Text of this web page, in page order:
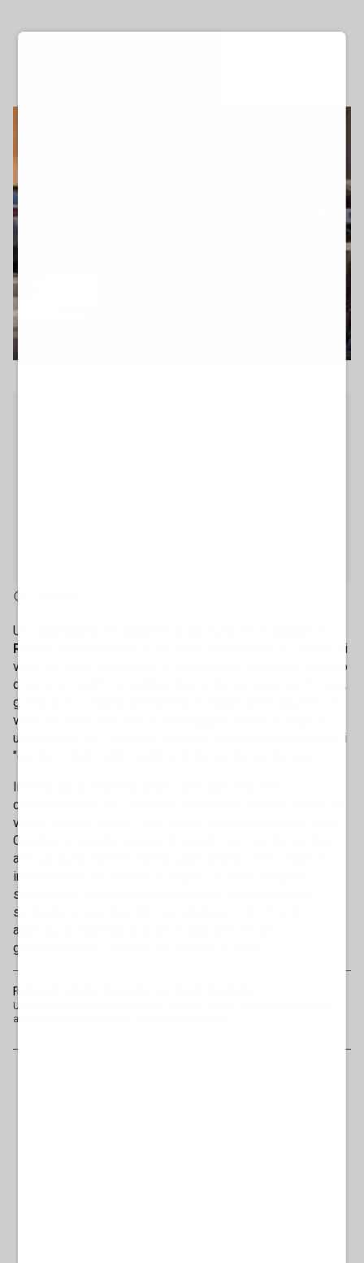
Un passeggino per aggirare la
Roma
, nel centro città. In un video ormai virale sui social, si
vede un uomo impugnare un passeggino e seguire a passo
d'uomo la macchina guidata da un'altra persona. Nel filmato,
girato da via Urbana, all’altezza di piazza dell’Esquilino, si
vede un uomo che, con un passeggino, copre la targa di
un’auto che, nel frattempo, procede lentamente superando i
"controlli" degli occhi elettronici del varco elettronico.
Immediata la reazione degli utenti del web che si
complimentano per la trovata arrivando a definire l'uomo un
vero e proprio "genio". Non è però la prima volta che nella
Capitale si assiste a gesti di questo tipo. Nel corso degli
anni, gli automobilisti hanno usato gratta e vinci, nastri e
impermeabili per coprire le targhe. Ci sono poi quelli
specializzati nell’entrata contromano oppure tenendo
sollevato lo sportello del portabagagli. C’è infine chi,
addirittura, modifica la propria targa per entrare
gratuitamente e, soprattutto, evitare le multe.
FISCO, SLOT-MACHINE SCOLLEGATE: UNA TRUFFA DA 8 MILIONI
Una possibile evasione fiscale da 8 milioni di euro, un caso che gravita
attorno alle slot-machines: macchinette non col...